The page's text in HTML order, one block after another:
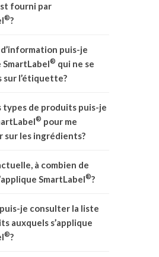
fourni par
®?
puis-je
® qui ne se
sur l’étiquette?
types de produits puis-je
® pour me
sur les ingrédients?
à combien de
SmartLabel®?
je consulter la liste
auxquels s’applique
®?